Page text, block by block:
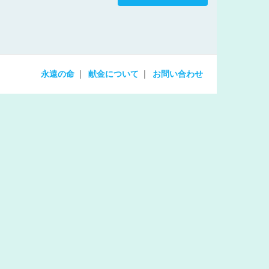
永遠の命 献金について お問い合わせ